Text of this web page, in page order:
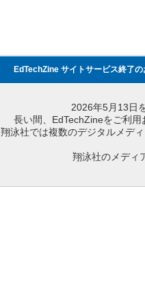
EdTechZine サイトサービス終了
2026年5月13日
長い間、EdTechZineをご利用
翔泳社では複数のデジタルメデ
翔泳社のメディ